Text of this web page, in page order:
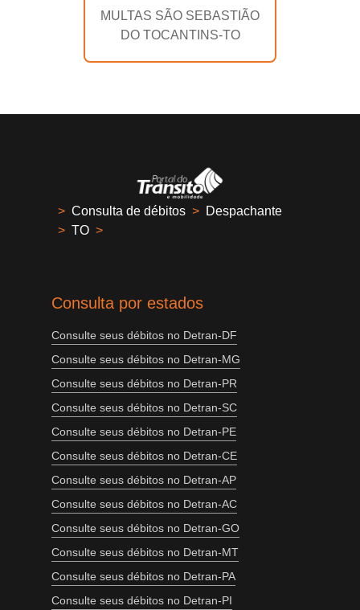
MULTAS SÃO SEBASTIÃO
DO TOCANTINS-TO
> Consulta de débitos > Despachante
> TO >
Consulta por estados
Consulte seus débitos no Detran-DF
Consulte seus débitos no Detran-MG
Consulte seus débitos no Detran-PR
Consulte seus débitos no Detran-SC
Consulte seus débitos no Detran-PE
Consulte seus débitos no Detran-CE
Consulte seus débitos no Detran-AP
Consulte seus débitos no Detran-AC
Consulte seus débitos no Detran-GO
Consulte seus débitos no Detran-MT
Consulte seus débitos no Detran-PA
Consulte seus débitos no Detran-PI